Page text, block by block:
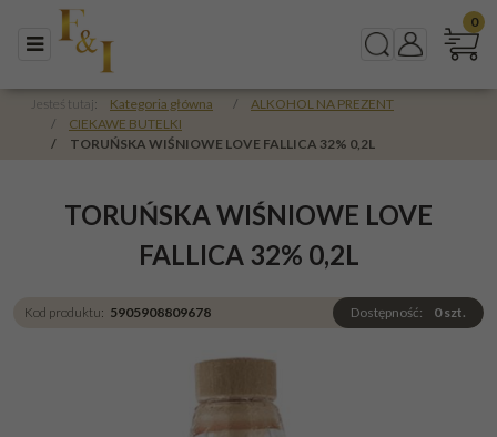
Menu SzukajPanel
0
Jesteś tutaj: Kategoria główna /
ALKOHOL NA PREZENT
/
CIEKAWE BUTELKI
/
TORUŃSKA WIŚNIOWE LOVE FALLICA 32% 0,2L
TORUŃSKA WIŚNIOWE LOVE
FALLICA 32% 0,2L
Kod produktu: 5905908809678 Dostępność: 0szt.